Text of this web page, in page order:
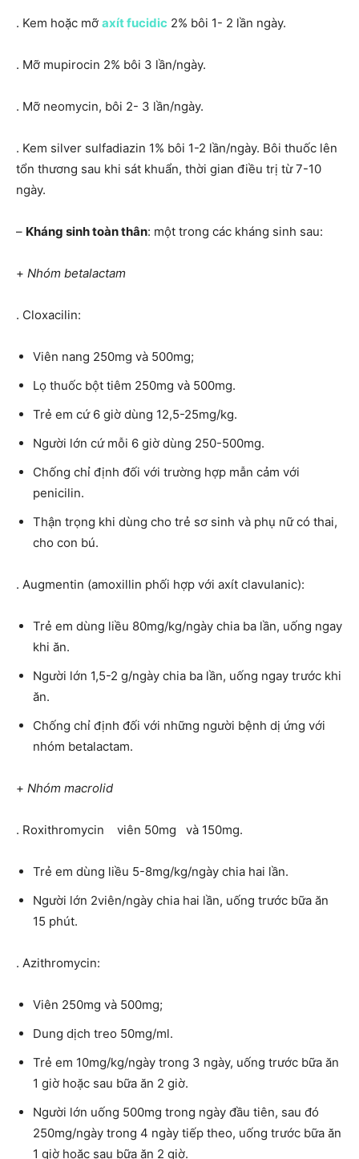
. Kem hoặc mỡ axít fucidic 2% bôi 1- 2 lần ngày.
. Mỡ mupirocin 2% bôi 3 lần/ngày.
. Mỡ neomycin, bôi 2- 3 lần/ngày.
. Kem silver sulfadiazin 1% bôi 1-2 lần/ngày. Bôi thuốc lên
tổn thương sau khi sát khuẩn, thời gian điều trị từ 7-10
ngày.
– Kháng sinh toàn thân: một trong các kháng sinh sau:
+ Nhóm betalactam
. Cloxacilin:
Viên nang 250mg và 500mg;
Lọ thuốc bột tiêm 250mg và 500mg.
Trẻ em cứ 6 giờ dùng 12,5-25mg/kg.
Người lớn cứ mỗi 6 giờ dùng 250-500mg.
Chống chỉ định đối với trường hợp mẫn cảm với
penicilin.
Thận trọng khi dùng cho trẻ sơ sinh và phụ nữ có thai,
cho con bú.
. Augmentin (amoxillin phối hợp với axít clavulanic):
Trẻ em dùng liều 80mg/kg/ngày chia ba lần, uống ngay
khi ăn.
Người lớn 1,5-2 g/ngày chia ba lần, uống ngay trước khi
ăn.
Chống chỉ định đối với những người bệnh dị ứng với
nhóm betalactam.
+ Nhóm macrolid
. Roxithromycin viên 50mg và 150mg.
Trẻ em dùng liều 5-8mg/kg/ngày chia hai lần.
Người lớn 2viên/ngày chia hai lần, uống trước bữa ăn
15 phút.
. Azithromycin:
Viên 250mg và 500mg;
Dung dịch treo 50mg/ml.
Trẻ em 10mg/kg/ngày trong 3 ngày, uống trước bữa ăn
1 giờ hoặc sau bữa ăn 2 giờ.
Người lớn uống 500mg trong ngày đầu tiên, sau đó
250mg/ngày trong 4 ngày tiếp theo, uống trước bữa ăn
1 giờ hoặc sau bữa ăn 2 giờ.